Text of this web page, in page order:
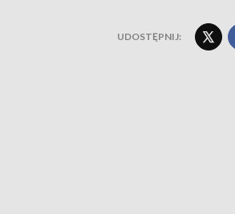
UDOSTĘPNIJ: